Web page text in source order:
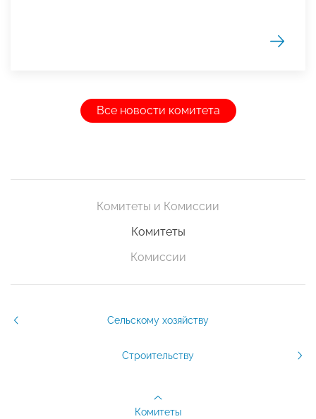
Все новости комитета
Комитеты и Комиссии
Комитеты
Комиссии
Сельскому хозяйству
Строительству
Комитеты